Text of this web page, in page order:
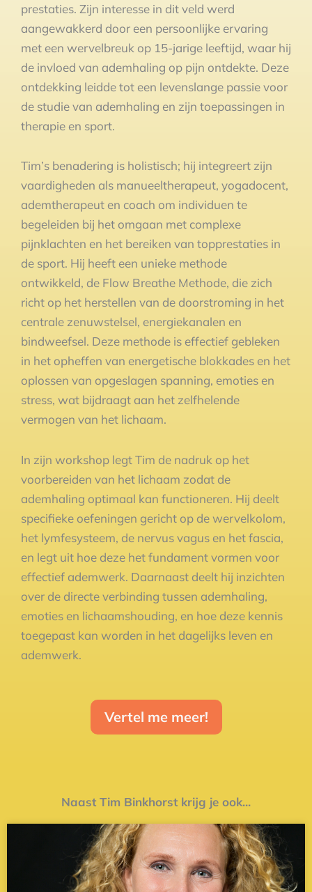
prestaties. Zijn interesse in dit veld werd
aangewakkerd door een persoonlijke ervaring
met een wervelbreuk op 15-jarige leeftijd, waar hij
de invloed van ademhaling op pijn ontdekte. Deze
ontdekking leidde tot een levenslange passie voor
de studie van ademhaling en zijn toepassingen in
therapie en sport.
Tim’s benadering is holistisch; hij integreert zijn
vaardigheden als manueeltherapeut, yogadocent,
ademtherapeut en coach om individuen te
begeleiden bij het omgaan met complexe
pijnklachten en het bereiken van topprestaties in
de sport. Hij heeft een unieke methode
ontwikkeld, de Flow Breathe Methode, die zich
richt op het herstellen van de doorstroming in het
centrale zenuwstelsel, energiekanalen en
bindweefsel. Deze methode is effectief gebleken
in het opheffen van energetische blokkades en het
oplossen van opgeslagen spanning, emoties en
stress, wat bijdraagt aan het zelfhelende
vermogen van het lichaam.
In zijn workshop legt Tim de nadruk op het
voorbereiden van het lichaam zodat de
ademhaling optimaal kan functioneren. Hij deelt
specifieke oefeningen gericht op de wervelkolom,
het lymfesysteem, de nervus vagus en het fascia,
en legt uit hoe deze het fundament vormen voor
effectief ademwerk. Daarnaast deelt hij inzichten
over de directe verbinding tussen ademhaling,
emoties en lichaamshouding, en hoe deze kennis
toegepast kan worden in het dagelijks leven en
ademwerk.
Vertel me meer!
Naast Tim Binkhorst krijg je ook...